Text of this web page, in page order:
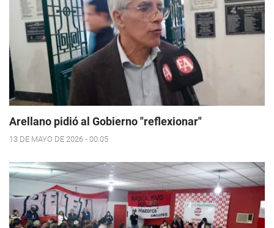
Arellano pidió al Gobierno "reflexionar"
13 DE MAYO DE 2026 - 00:05